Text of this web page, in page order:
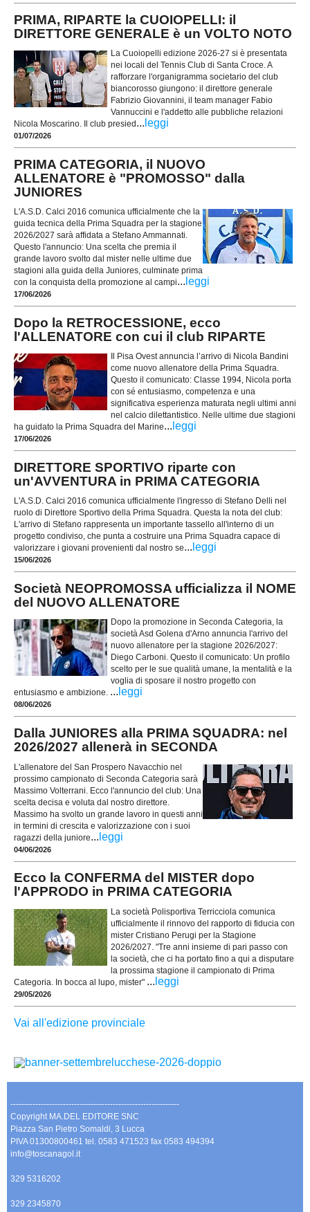
PRIMA, RIPARTE la CUOIOPELLI: il
DIRETTORE GENERALE è un VOLTO NOTO
La Cuoiopelli edizione 2026-27 si è presentata
nei locali del Tennis Club di Santa Croce. A
rafforzare l'organigramma societario del club
biancorosso giungono: il direttore generale
Fabrizio Giovannini, il team manager Fabio
Vannuccini e l'addetto alle pubbliche relazioni
Nicola Moscarino. Il club presied ... leggi
01/07/2026
PRIMA CATEGORIA, il NUOVO
ALLENATORE è "PROMOSSO" dalla
JUNIORES
L'A.S.D. Calci 2016 comunica ufficialmente che la
guida tecnica della Prima Squadra per la stagione
2026/2027 sarà affidata a Stefano Ammannati.
Questo l'annuncio: Una scelta che premia il
grande lavoro svolto dal mister nelle ultime due
stagioni alla guida della Juniores, culminate prima
con la conquista della promozione al campi... leggi
17/06/2026
Dopo la RETROCESSIONE, ecco
l'ALLENATORE con cui il club RIPARTE
Il Pisa Ovest annuncia l’arrivo di Nicola Bandini
come nuovo allenatore della Prima Squadra.
Questo il comunicato: Classe 1994, Nicola porta
con sé entusiasmo, competenza e una
significativa esperienza maturata negli ultimi anni
nel calcio dilettantistico. Nelle ultime due stagioni
ha guidato la Prima Squadra del Marine... leggi
17/06/2026
DIRETTORE SPORTIVO riparte con
un'AVVENTURA in PRIMA CATEGORIA
L'A.S.D. Calci 2016 comunica ufficialmente l'ingresso di Stefano Delli nel
ruolo di Direttore Sportivo della Prima Squadra. Questa la nota del club:
L'arrivo di Stefano rappresenta un importante tassello all'interno di un
progetto condiviso, che punta a costruire una Prima Squadra capace di
valorizzare i giovani provenienti dal nostro se... leggi
15/06/2026
Società NEOPROMOSSA ufficializza il NOME
del NUOVO ALLENATORE
Dopo la promozione in Seconda Categoria, la
società Asd Golena d'Arno annuncia l'arrivo del
nuovo allenatore per la stagione 2026/2027:
Diego Carboni. Questo il comunicato: Un profilo
scelto per le sue qualità umane, la mentalità e la
voglia di sposare il nostro progetto con
entusiasmo e ambizione. ... leggi
08/06/2026
Dalla JUNIORES alla PRIMA SQUADRA: nel
2026/2027 allenerà in SECONDA
L'allenatore del San Prospero Navacchio nel
prossimo campionato di Seconda Categoria sarà
Massimo Volterrani. Ecco l'annuncio del club: Una
scelta decisa e voluta dal nostro direttore.
Massimo ha svolto un grande lavoro in questi anni
in termini di crescita e valorizzazione con i suoi
ragazzi della juniore... leggi
04/06/2026
Ecco la CONFERMA del MISTER dopo
l'APPRODO in PRIMA CATEGORIA
La società Polisportiva Terricciola comunica
ufficialmente il rinnovo del rapporto di fiducia con
mister Cristiano Perugi per la Stagione
2026/2027. "Tre anni insieme di pari passo con
la società, che ci ha portato fino a qui a disputare
la prossima stagione il campionato di Prima
Categoria. In bocca al lupo, mister" ... leggi
29/05/2026
Vai all'edizione provinciale
-------------------------------------------------------------
Copyright MA.DEL EDITORE SNC
Piazza San Pietro Somaldi, 3 Lucca
PIVA 01300800461 tel. 0583 471523 fax 0583 494394
info@toscanagol.it
329 5316202
329 2345870